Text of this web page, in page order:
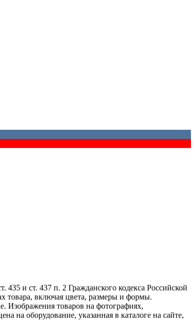
и ст. 437 п. 2 Гражданского кодекса Российской
товара, включая цвета, размеры и формы.
Изображения товаров на фотографиях,
на оборудование, указанная в каталоге на сайте,